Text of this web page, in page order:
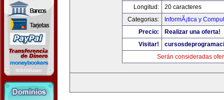
Longitud:
20 caracteres
Categorias:
InformÃ¡tica y
Precio:
Realizar una oferta!
Visitar!
Serán consideradas